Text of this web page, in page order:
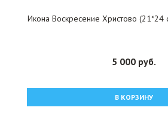
Икона Воскресение Христово
5 000 руб.
В КОРЗИНУ